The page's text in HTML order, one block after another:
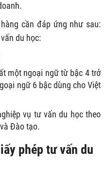
cần đáp ứng như sau:
du học:
một ngoại ngữ từ bậc 4 trở
ngữ 6 bậc dùng cho Việt
vụ tư vấn du học theo
Đào tạo.
phép tư vấn du